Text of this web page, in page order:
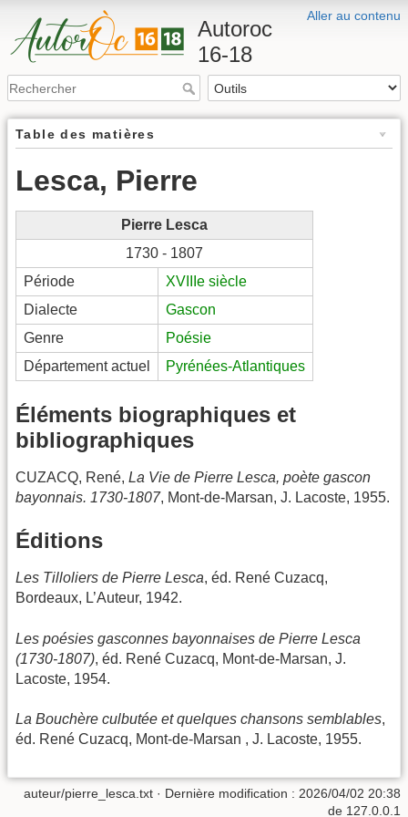
Aller au contenu
Autoroc
16-18
Table des matières
Lesca, Pierre
Pierre Lesca
1730 - 1807
Période
XVIIIe siècle
Dialecte
Gascon
Genre
Poésie
Département actuel
Pyrénées-Atlantiques
Éléments biographiques et
bibliographiques
CUZACQ, René, La Vie de Pierre Lesca, poète gascon
bayonnais. 1730-1807, Mont-de-Marsan, J. Lacoste, 1955.
Éditions
Les Tilloliers de Pierre Lesca, éd. René Cuzacq,
Bordeaux, L’Auteur, 1942.
Les poésies gasconnes bayonnaises de Pierre Lesca
(1730-1807), éd. René Cuzacq, Mont-de-Marsan, J.
Lacoste, 1954.
La Bouchère culbutée et quelques chansons semblables,
éd. René Cuzacq, Mont-de-Marsan , J. Lacoste, 1955.
auteur/pierre_lesca.txt · Dernière modification : 2026/04/02 20:38
de 127.0.0.1